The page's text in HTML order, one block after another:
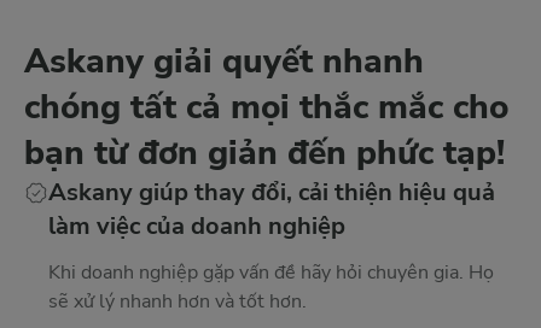
Askany giải quyết nhanh
chóng tất cả mọi thắc mắc cho
bạn từ đơn giản đến phức tạp!
Askany giúp thay đổi, cải thiện hiệu quả
làm việc của doanh nghiệp
Khi doanh nghiệp gặp vấn đề hãy hỏi chuyên gia. Họ
sẽ xử lý nhanh hơn và tốt hơn.